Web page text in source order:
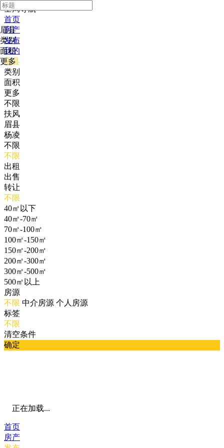
全局导航
首页
房产
发布
我的
眉县
类别
面积
更多
眉县
类别
面积
更多
不限
扶风
眉县
杨凌
不限
不限
出租
出售
转让
不限
40㎡以下
40㎡-70㎡
70㎡-100㎡
100㎡-150㎡
150㎡-200㎡
200㎡-300㎡
300㎡-500㎡
500㎡以上
房源
不限 中介房源 个人房源
标签
不限
清空条件
确定
正在加载...
首页
房产